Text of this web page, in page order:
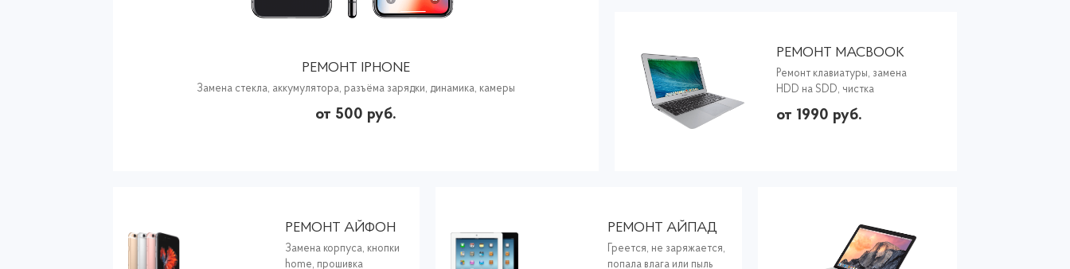
РЕМОНТ IPHONE
Замена стекла, аккумулятора, разъёма зарядки, динамика, камеры
от 500 руб.
РЕМОНТ MACBOOK
Ремонт клавиатуры, замена
HDD на SDD, чистка
от 1990 руб.
РЕМОНТ АЙФОН
Замена корпуса, кнопки
home, прошивка
РЕМОНТ АЙПАД
Греется, не заряжается,
попала влага или пыль